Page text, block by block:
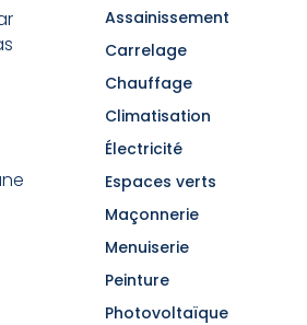
Assainissement
Carrelage
Chauffage
Climatisation
Électricité
Espaces verts
Maçonnerie
Menuiserie
Peinture
Photovoltaïque